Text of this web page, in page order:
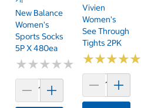
New Balance
Women's
Sports Socks
5P X 480ea
★★★★★
★★★★★
Vivien
Women's
See Through
Tights 2PK
★★★★★
★★★★★